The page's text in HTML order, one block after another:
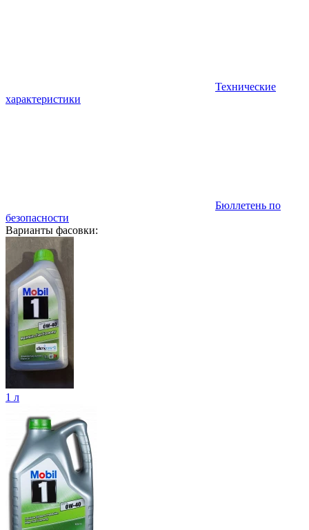
Технические
характеристики
Бюллетень по
безопасности
Варианты фасовки:
1 л